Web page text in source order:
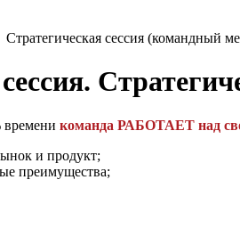
Стратегическая сессия (командный
времени команда РАБОТАЕТ над
и продукт;
преимущества;